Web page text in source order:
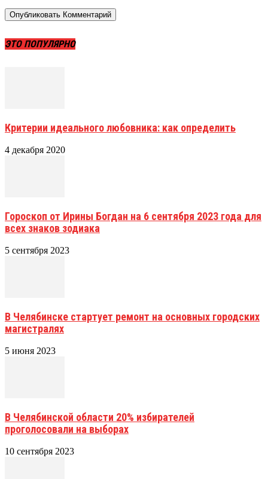
ЭТО ПОПУЛЯРНО
Критерии идеального любовника: как определить
4 декабря 2020
Гороскоп от Ирины Богдан на 6 сентября 2023 года для
всех знаков зодиака
5 сентября 2023
В Челябинске стартует ремонт на основных городских
магистралях
5 июня 2023
В Челябинской области 20% избирателей
проголосовали на выборах
10 сентября 2023